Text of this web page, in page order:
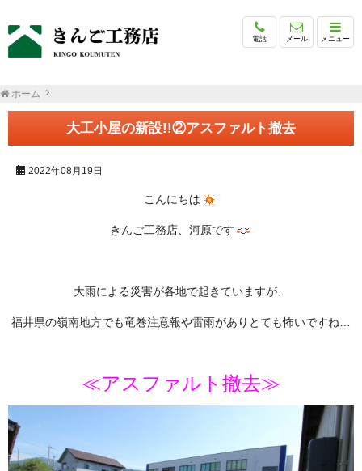
電話 メール メニュー
ホーム
大工小屋の新設!!②アスファルト撤去
2022年08月19日
こんにちは
きんご工務店、河原です
大雨による災害が各地で起きていますが、
福井県の嶺南地方でも竜巻注意報や雷雨がありとても怖いですね…
≪アスファルト撤去≫